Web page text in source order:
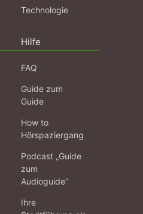
Technologie
Hilfe
FAQ
Guide zum
Guide
How to
Hörspaziergang
Podcast „Guide
zum
Audioguide“
Ihre